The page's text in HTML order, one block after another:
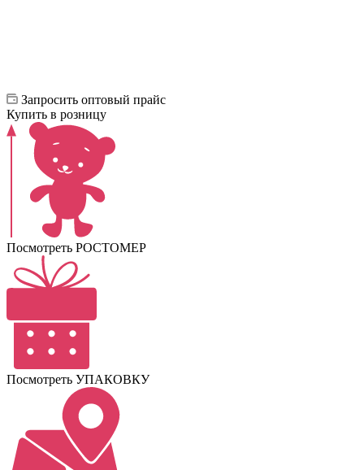
Запросить оптовый прайс
Купить в розницу
Посмотреть РОСТОМЕР
Посмотреть УПАКОВКУ